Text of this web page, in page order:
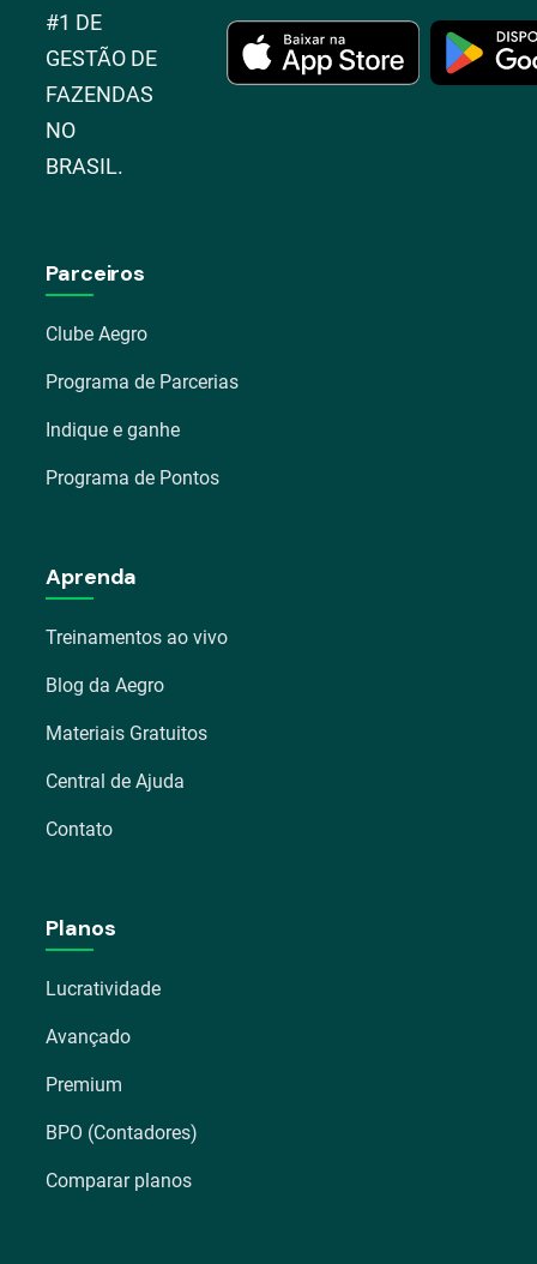
#1 DE
GESTÃO DE
FAZENDAS
NO
BRASIL.
Parceiros
Clube Aegro
Programa de Parcerias
Indique e ganhe
Programa de Pontos
Aprenda
Treinamentos ao vivo
Blog da Aegro
Materiais Gratuitos
Central de Ajuda
Contato
Planos
Lucratividade
Avançado
Premium
BPO (Contadores)
Comparar planos